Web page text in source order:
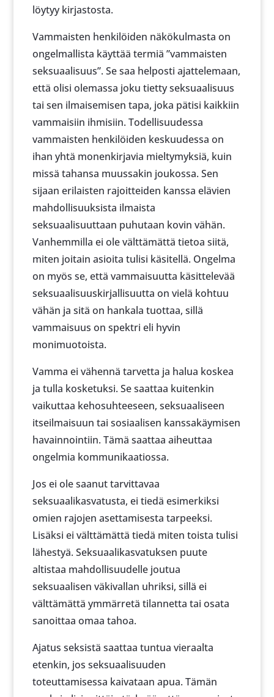
löytyy kirjastosta.
Vammaisten henkilöiden näkökulmasta on
ongelmallista käyttää termiä ”vammaisten
seksuaalisuus”. Se saa helposti ajattelemaan,
että olisi olemassa joku tietty seksuaalisuus
tai sen ilmaisemisen tapa, joka pätisi kaikkiin
vammaisiin ihmisiin. Todellisuudessa
vammaisten henkilöiden keskuudessa on
ihan yhtä monenkirjavia mieltymyksiä, kuin
missä tahansa muussakin joukossa. Sen
sijaan erilaisten rajoitteiden kanssa elävien
mahdollisuuksista ilmaista
seksuaalisuuttaan puhutaan kovin vähän.
Vanhemmilla ei ole välttämättä tietoa siitä,
miten joitain asioita tulisi käsitellä. Ongelma
on myös se, että vammaisuutta käsittelevää
seksuaalisuuskirjallisuutta on vielä kohtuu
vähän ja sitä on hankala tuottaa, sillä
vammaisuus on spektri eli hyvin
monimuotoista.
Vamma ei vähennä tarvetta ja halua koskea
ja tulla kosketuksi. Se saattaa kuitenkin
vaikuttaa kehosuhteeseen, seksuaaliseen
itseilmaisuun tai sosiaalisen kanssakäymisen
havainnointiin. Tämä saattaa aiheuttaa
ongelmia kommunikaatiossa.
Jos ei ole saanut tarvittavaa
seksuaalikasvatusta, ei tiedä esimerkiksi
omien rajojen asettamisesta tarpeeksi.
Lisäksi ei välttämättä tiedä miten toista tulisi
lähestyä. Seksuaalikasvatuksen puute
altistaa mahdollisuudelle joutua
seksuaalisen väkivallan uhriksi, sillä ei
välttämättä ymmärretä tilannetta tai osata
sanoittaa omaa tahoa.
Ajatus seksistä saattaa tuntua vieraalta
etenkin, jos seksuaalisuuden
toteuttamisessa kaivataan apua. Tämän